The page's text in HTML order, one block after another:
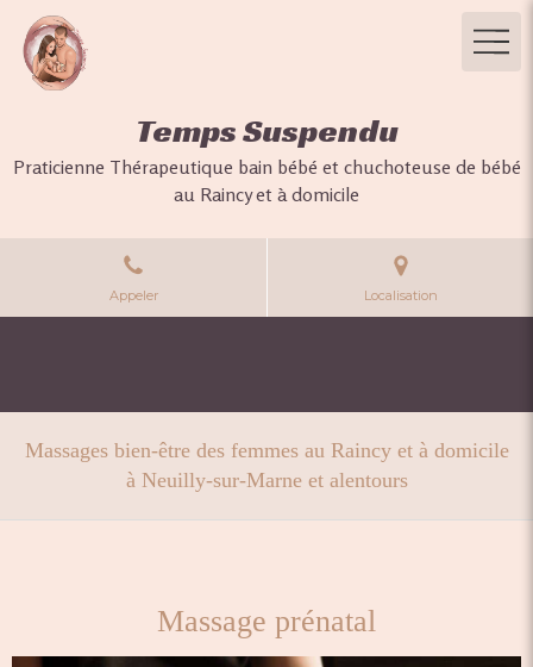
Temps Suspendu
Praticienne Thérapeutique bain bébé et chuchoteuse de bébé
au Raincy et à domicile
Appeler Localisation
Massages bien-être des femmes au Raincy et à domicile
à Neuilly-sur-Marne et alentours
Massage prénatal